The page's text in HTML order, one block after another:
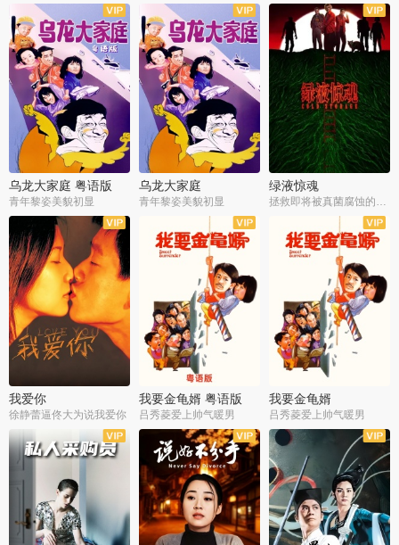
乌龙大家庭 粤语版
青年黎姿美貌初显
乌龙大家庭
青年黎姿美貌初显
绿液惊魂
拯救即将被真菌腐蚀的世界
我爱你
徐静蕾逼佟大为说我爱你
我要金龟婿 粤语版
吕秀菱爱上帅气暖男
我要金龟婿
吕秀菱爱上帅气暖男